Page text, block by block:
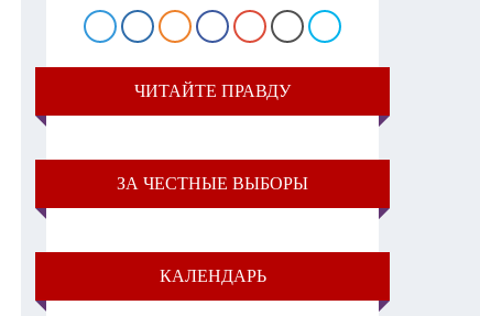
ЧИТАЙТЕ ПРАВДУ
ЗА ЧЕСТНЫЕ ВЫБОРЫ
КАЛЕНДАРЬ